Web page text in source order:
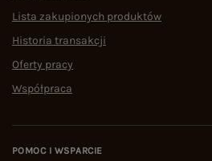
Lista zakupionych produktów
Historia transakcji
Oferty pracy
Współpraca
POMOC I WSPARCIE